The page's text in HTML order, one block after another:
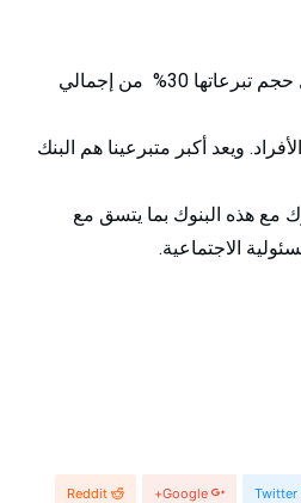
تعد البنوك أكبر متبرع وتمثل حجم تبرعاتها 30% من إجمالي
ويعد أكبر متبرعينا هم البنك
مع هذه البنوك بما يتسق مع
الاجتماعية.
Twitter
Google+
Reddit